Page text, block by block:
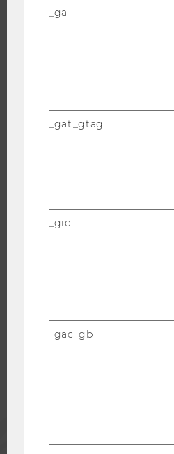
WU FOUNDATION
JOBPORTAL
KARRIERENETZWERKE AN DER WU
STUDIERENDE
_ga
_gat_gtag
_gid
_gac_gb